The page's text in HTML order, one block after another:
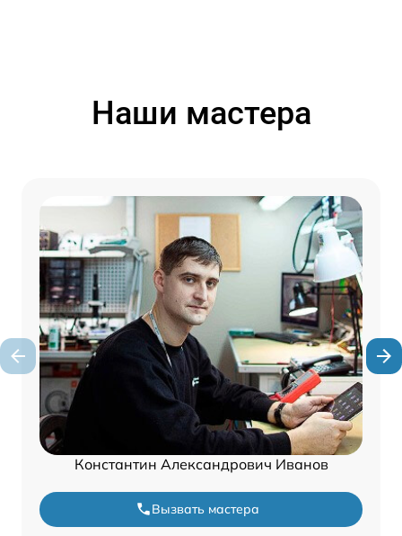
Наши мастера
Константин Александрович Иванов
Вызвать мастера